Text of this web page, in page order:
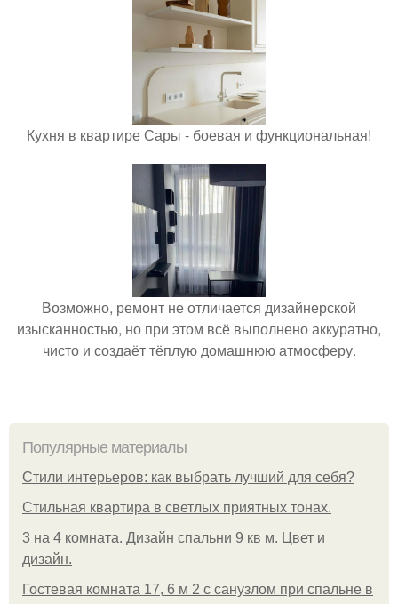
Кухня в квартире Сары - боевая и функциональная!
Возможно, ремонт не отличается дизайнерской
изысканностью, но при этом всё выполнено аккуратно,
чисто и создаёт тёплую домашнюю атмосферу.
Популярные материалы
Стили интерьеров: как выбрать лучший для себя?
Стильная квартира в светлых приятных тонах.
3 на 4 комната. Дизайн спальни 9 кв м. Цвет и
дизайн.
Гостевая комната 17, 6 м 2 с санузлом при спальне в